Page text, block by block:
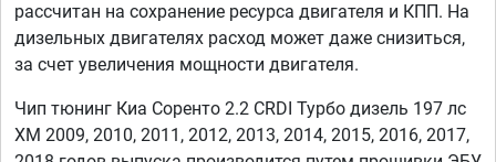
рассчитан на сохранение ресурса двигателя и КПП. На
дизельных двигателях расход может даже снизиться,
за счет увеличения мощности двигателя.
Чип тюнинг Киа Соренто 2.2 CRDI Турбо дизель 197 лс
XM 2009, 2010, 2011, 2012, 2013, 2014, 2015, 2016, 2017,